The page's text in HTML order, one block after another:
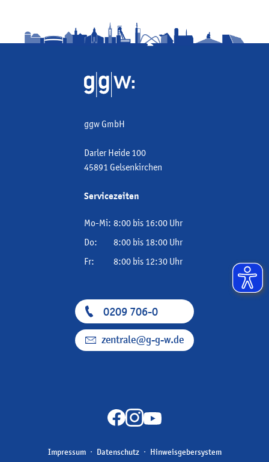
ggw GmbH
Darler Heide 100
45891 Gelsenkirchen
Servicezeiten
Mo-Mi: 8:00 bis 16:00 Uhr
Do:
8:00 bis 18:00 Uhr
Fr:
8:00 bis 12:30 Uhr
0209 706-0
zentrale@g-g-w.de
Impressum Datenschutz Hinweisgebersystem